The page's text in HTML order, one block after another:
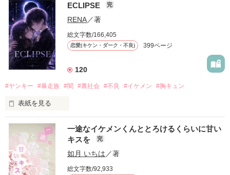
「好きだったから、別れを選んだ。」
モテる人を好きになるのが怖かった。
だから私は、中学時代に大好きだった彼を自分から振った。
もう会うことはないと思っていたのに、
高校生になって再会した彼は、隣の学校で”王子様”と呼ばれる
他の女の子には冷たいのに
私にだけ昔と変わらない笑顔を向けてくる。
「澪ちゃん。」
それは止まっていた恋が再び動き始める合図──。
ECLIPSE 完
RENA／著
総文字数/166,405
恋愛(キケン・ダーク・不良) 399ページ
120
#ヤンキー #暴走族 #闇 #裏社会 #不良 #イケメン #胸キュン
表紙を見る
表紙画像はAIです
作品を読む
一途なイケメンくんととろけるくらいに甘い
キスを
完
如月 いちは ／著
総文字数/92,933